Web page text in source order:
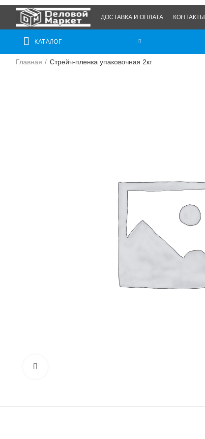
ДОСТАВКА И ОПЛАТА КОНТАКТЫ
КАТАЛОГ
Главная Стрейч-пленка упаковочная 2кг